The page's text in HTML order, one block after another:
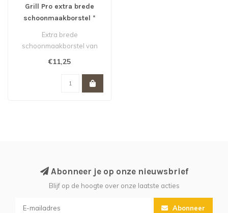
Grill Pro extra brede
schoonmaakborstel *
Extra brede
schoonmaakborstel van
roestvrij staal. Ideaal voor
€11,25
Abonneer je op onze nieuwsbrief
Blijf op de hoogte over onze laatste acties
Abonneer